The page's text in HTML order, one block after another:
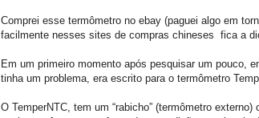
Comprei esse termômetro no ebay (paguei algo em
facilmente nesses sites de compras chineses fica a
Em um primeiro momento após pesquisar um pouco,
tinha um problema, era escrito para o termômetro
O TemperNTC, tem um “rabicho” (termômetro